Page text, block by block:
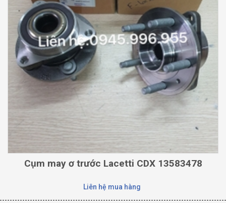
Cụm may ơ trước Lacetti CDX 13583478
Liên hệ mua hàng